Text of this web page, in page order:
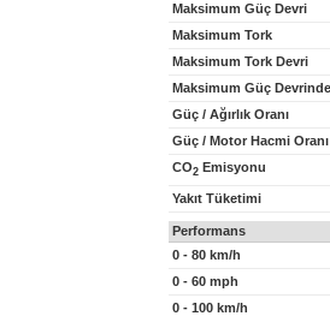
Maksimum Güç Devri
Maksimum Tork
Maksimum Tork Devri
Maksimum Güç
Güç / Ağırlık Oranı
Güç / Motor Hacmi Oranı
CO2 Emisyonu
Yakıt Tüketimi
Performans
0 - 80 km/h
0 - 60 mph
0 - 100 km/h